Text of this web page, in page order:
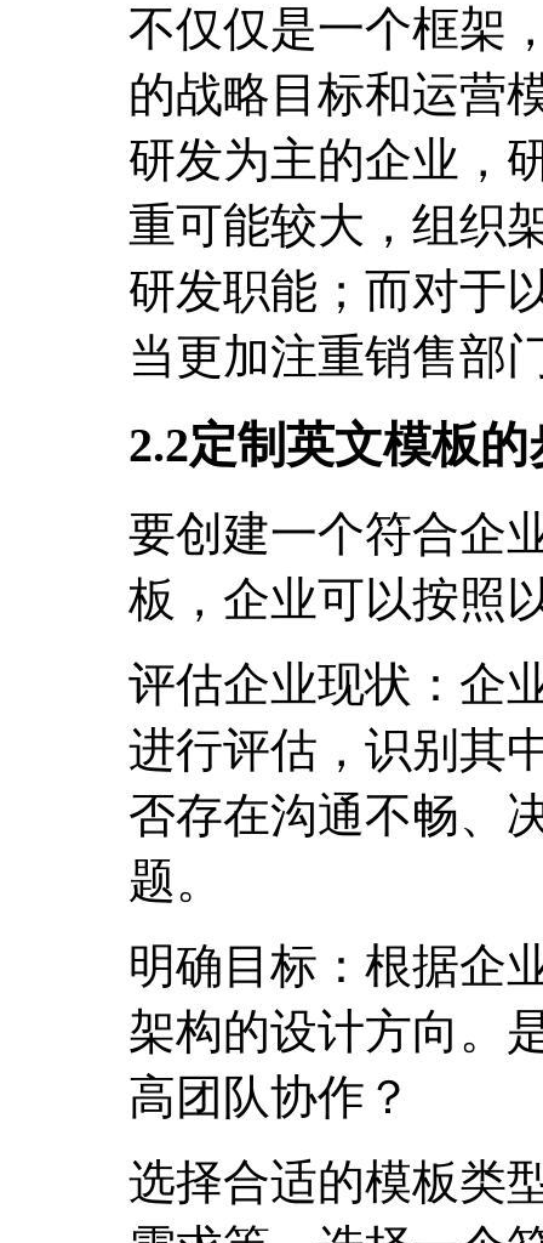
不仅仅是一个框架
的战略目标和运营
研发为主的企业，
重可能较大，组织
研发职能；而对于
当更加注重销售部
2.2定制英文模板的
要创建一个符合企
板，企业可以按照
评估企业现状：企
进行评估，识别其
否存在沟通不畅、
题。
明确目标：根据企
架构的设计方向。
高团队协作？
选择合适的模板类